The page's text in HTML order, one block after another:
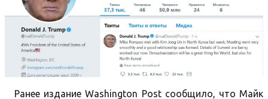
Ранее издание Washington Post сообщило, что Майк